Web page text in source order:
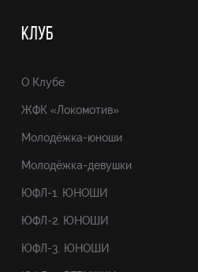
КЛУБ
О Клубе
ЖФК «Локомотив»
Молодёжка-юноши
Молодёжка-девушки
ЮФЛ-1. ЮНОШИ
ЮФЛ-2. ЮНОШИ
ЮФЛ-3. ЮНОШИ